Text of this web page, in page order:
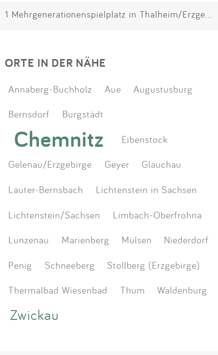
1 Mehrgenerationenspielplatz in Thalheim/Erzgebirge
ORTE IN DER NÄHE
Annaberg-Buchholz Aue
Augustusburg
Bernsdorf
Burgstädt
Chemnitz
Eibenstock
Gelenau/Erzgebirge
Geyer
Glauchau
Lauter-Bernsbach
Lichtenstein in Sachsen
Lichtenstein/Sachsen
Limbach-Oberfrohna
Lunzenau
Marienberg Mülsen
Niederdorf
Penig
Schneeberg
Stollberg (Erzgebirge)
Thermalbad Wiesenbad
Thum Waldenburg
Zwickau